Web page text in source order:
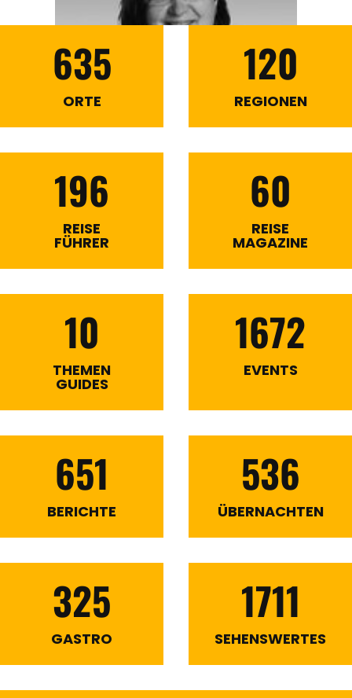
635
ORTE
120
REGIONEN
196
REISE
FÜHRER
60
REISE
MAGAZINE
10
THEMEN
GUIDES
1672
EVENTS
651
BERICHTE
536
ÜBERNACHTEN
325
GASTRO
1711
SEHENSWERTES